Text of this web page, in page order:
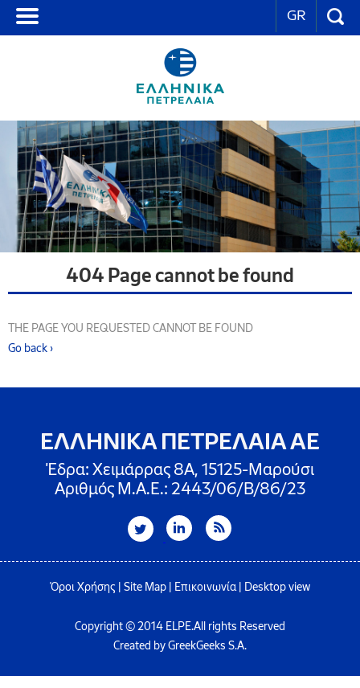
GR
404 Page cannot be found
THE PAGE YOU REQUESTED CANNOT BE FOUND
Go back ›
ΕΛΛΗΝΙΚΑ ΠΕΤΡΕΛΑΙΑ ΑΕ
Έδρα: Χειμάρρας 8A, 15125-Μαρούσι
Αριθμός Μ.Α.Ε.: 2443/06/Β/86/23
Όροι Χρήσης Site Map Επικοινωνία| Desktop view
Copyright © 2014 ELPE.All rights Reserved
Created by GreekGeeks S.A.